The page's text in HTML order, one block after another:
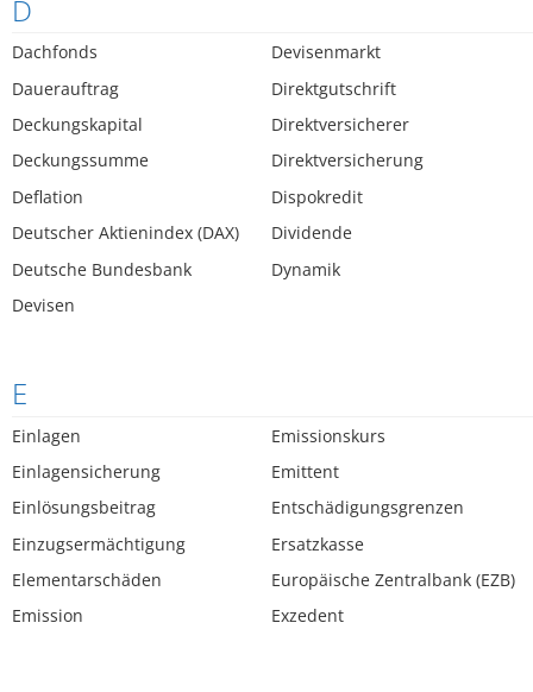
D
Dachfonds
Dauerauftrag
Deckungskapital
Deckungssumme
Deflation
Deutscher Aktienindex (DAX)
Deutsche Bundesbank
Devisen
Devisenmarkt
Direktgutschrift
Direktversicherer
Direktversicherung
Dispokredit
Dividende
Dynamik
E
Einlagen
Einlagensicherung
Einlösungsbeitrag
Einzugsermächtigung
Elementarschäden
Emission
Emissionskurs
Emittent
Entschädigungsgrenzen
Ersatzkasse
Europäische Zentralbank (EZB)
Exzedent